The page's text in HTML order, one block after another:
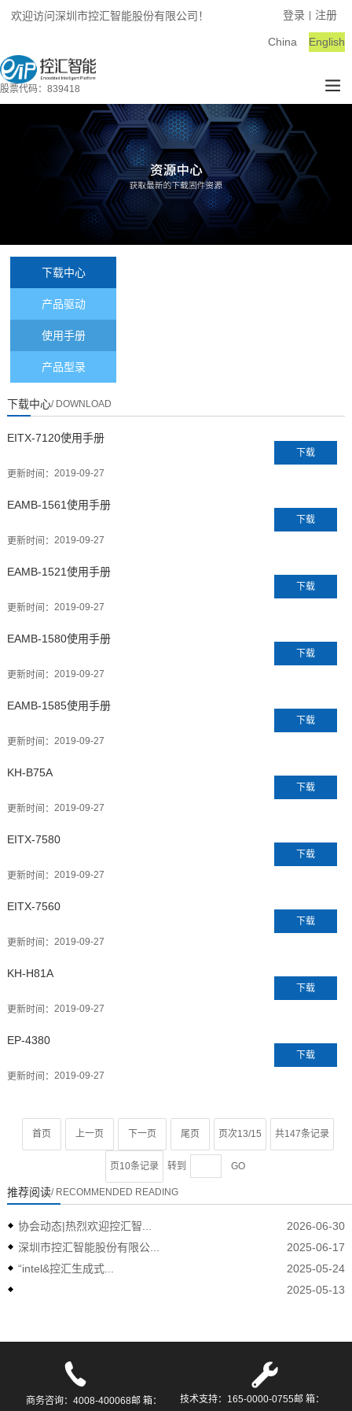
欢迎访问深圳市控汇智能股份有限公司！ 登录 注册
English
China
股票代码：839418
下载中心
产品驱动
使用手册
产品型录
下载中心/ DOWNLOAD
EITX-7120使用手册
更新时间： 2019-09-27
下载
EAMB-1561使用手册
更新时间： 2019-09-27
下载
EAMB-1521使用手册
更新时间： 2019-09-27
下载
EAMB-1580使用手册
更新时间： 2019-09-27
下载
EAMB-1585使用手册
更新时间： 2019-09-27
下载
KH-B75A
更新时间： 2019-09-27
下载
EITX-7580
更新时间： 2019-09-27
下载
EITX-7560
更新时间： 2019-09-27
下载
KH-H81A
更新时间： 2019-09-27
下载
EP-4380
更新时间： 2019-09-27
下载
首页 上一页 下一页 尾页 页次13/15 共147条记录
页10条记录 转到 GO
推荐阅读/ RECOMMENDED READING
协会动态|热烈欢迎控汇智...
2026-06-30
深圳市控汇智能股份有限公...
2025-06-17
“intel&控汇生成式...
2025-05-24
2025-05-13
商务咨询：4008-400068邮 箱： 技术支持：165-0000-0755邮 箱：